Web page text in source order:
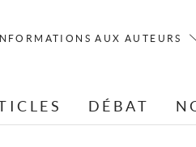
AUX AUTEURS
DÉBAT